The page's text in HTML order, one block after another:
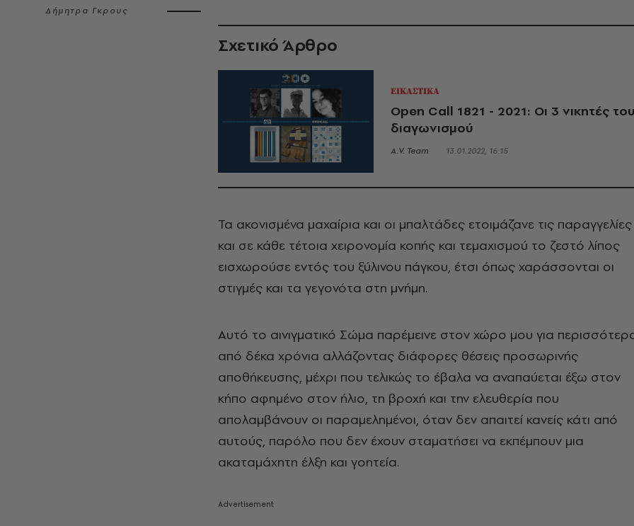
Δήμητρα Γκρους
Σχετικό Άρθρο
ΕΙΚΑΣΤΙΚΑ
Open Call 1821 - 2021: Οι 3 νικητές
διαγωνισμού
A.V. Team 13.01.2022, 16:15
Τα ακονισμένα μαχαίρια και οι μπαλτάδες ετοιμάζανε τις παραγγελίες
και σε κάθε τέτοια χειρονομία κοπής και τεμαχισμού το ζεστό λίπος
εισχωρούσε εντός του ξύλινου πάγκου, έτσι όπως χαράσσονται οι
στιγμές και τα γεγονότα στη μνήμη.
Αυτό το αινιγματικό Σώμα παρέμεινε στον χώρο μου για
από δέκα χρόνια αλλάζοντας διάφορες θέσεις προσωρινής
αποθήκευσης, μέχρι που τελικώς το έβαλα να αναπαύεται έξω στον
κήπο αφημένο στον ήλιο, τη βροχή και την ελευθερία που
απολαμβάνουν οι παραμελημένοι, όταν δεν απαιτεί κανείς κάτι από
αυτούς, παρόλο που δεν έχουν σταματήσει να εκπέμπουν μια
ακαταμάχητη έλξη και γοητεία.